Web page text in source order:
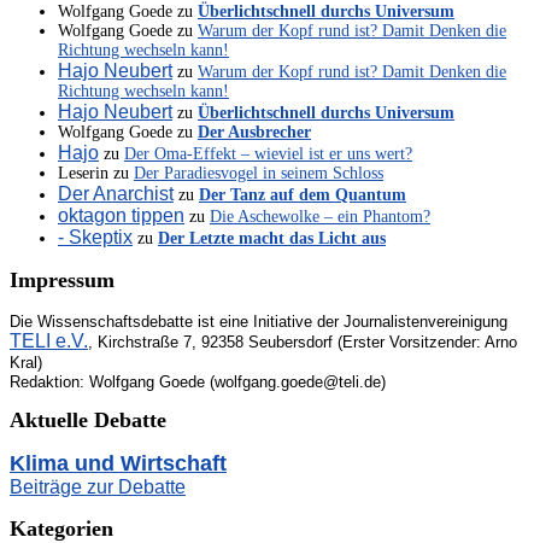
Wolfgang Goede zu Überlichtschnell durchs Universum
Wolfgang Goede zu Warum der Kopf rund ist? Damit Denken die
Richtung wechseln kann!
Hajo Neubertzu Warum der Kopf rund ist? Damit Denken die
Richtung wechseln kann!
Hajo Neubertzu Überlichtschnell durchs Universum
Wolfgang Goede zu Der Ausbrecher
Hajo zu Der Oma-Effekt – wieviel ist er uns wert?
Leserin zu Der Paradiesvogel in seinem Schloss
Der Anarchistzu Der Tanz auf dem Quantum
oktagon tippen zu Die Aschewolke – ein Phantom?
- Skeptix zu Der Letzte macht das Licht aus
Impressum
Die Wissenschaftsdebatte ist eine Initiative der Journalistenvereinigung
TELI e.V. , Kirchstraße 7, 92358 Seubersdorf (Erster Vorsitzender: Arno
Kral)
Redaktion: Wolfgang Goede (wolfgang.goede@teli.de)
Aktuelle Debatte
Klima und Wirtschaft
Beiträge zur Debatte
Kategorien